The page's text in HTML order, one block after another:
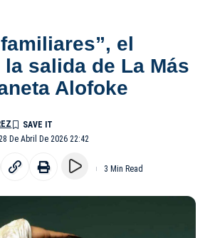
el
salida de La Más
Alofoke
De Abril De 2026 22:42
3 Min Read